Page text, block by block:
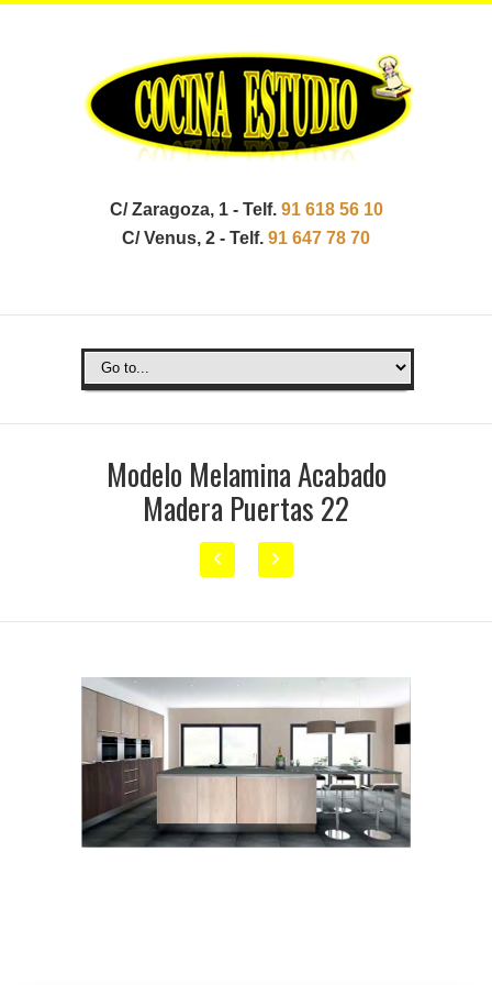
C/ Zaragoza, 1 - Telf. 91 618 56 10
C/ Venus, 2 - Telf. 91 647 78 70
Modelo Melamina Acabado
Madera Puertas 22